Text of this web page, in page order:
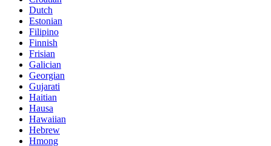
Dutch
Estonian
Filipino
Finnish
Frisian
Galician
Georgian
Gujarati
Haitian
Hausa
Hawaiian
Hebrew
Hmong